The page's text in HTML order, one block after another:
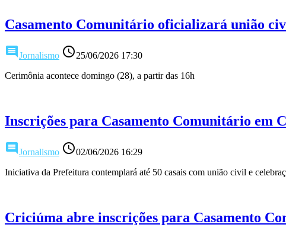
Casamento Comunitário oficializará união
comment Jornalismo access_time25/06/2026 17:30
Cerimônia acontece domingo (28), a partir das 16h
Inscrições para Casamento Comunitário em
comment Jornalismo access_time02/06/2026 16:29
Iniciativa da Prefeitura contemplará até 50 casais com união civil e
Criciúma abre inscrições para Casamento